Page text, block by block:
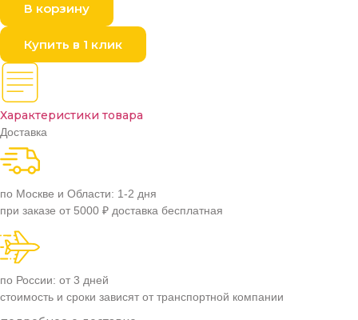
В корзину
Купить в 1 клик
Характеристики товара
Доставка
по Москве и Области: 1-2 дня
при заказе от 5000 ₽ доставка бесплатная
по России: от 3 дней
стоимость и сроки зависят от транспортной компании